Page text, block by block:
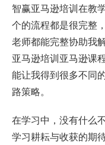
智赢亚马逊培训在教
个的流程都是很完整
老师都能完整协助我
亚马逊培训亚马逊课
能让我得到很多不同
路策略。
在学习中，没有什么
学习耕耘与收获的期